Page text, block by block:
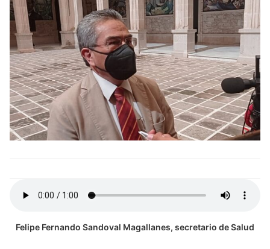
Felipe Fernando Sandoval Magallanes, secretario de Salud